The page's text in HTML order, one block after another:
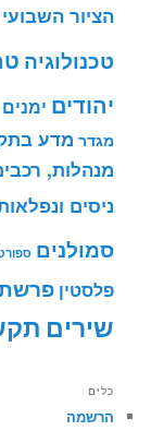
הציור
טכנולוגיה
יהודים ימנים
מגדר מדע
מנהלות,
ניסים
סמולנים
פלסטין
שירים
כלים
הרשמה